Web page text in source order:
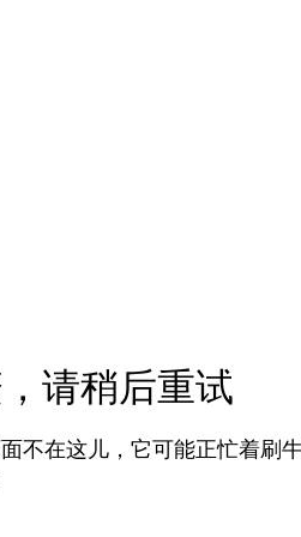
请稍后重试
不在这儿，它可能正忙着刷